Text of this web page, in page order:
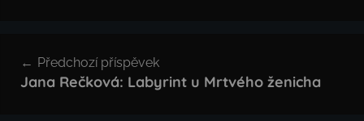
pro
Předchozí příspěvek
Jana Rečková: Labyrint u Mrtvého ženicha